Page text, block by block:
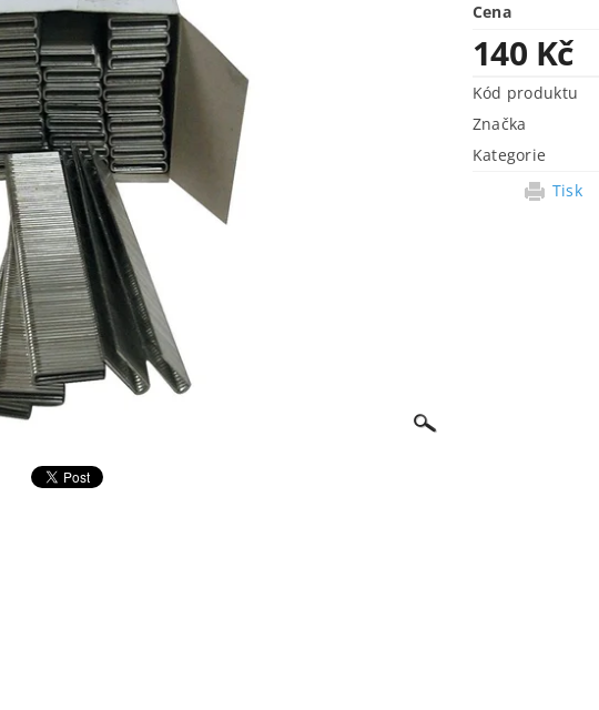
Cena
140 Kč
Kód produktu
Značka
Kategorie
Tisk